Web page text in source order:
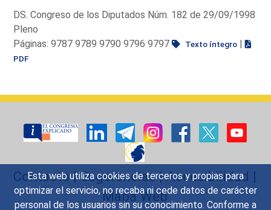
Esta web utiliza cookies de terceros y propias para
optimizar el servicio, no recaba ni cede datos de carácter
personal de los usuarios sin su conocimiento. Conforme a
DS. Congreso de los Diputados Núm. 182 de 29/09/1998
Pleno
Páginas: 9787 9789 9790 9796 9797
Texto íntegro |
PDF
Contacto|Sugerencias|Accesibilidad |
Mapa Web